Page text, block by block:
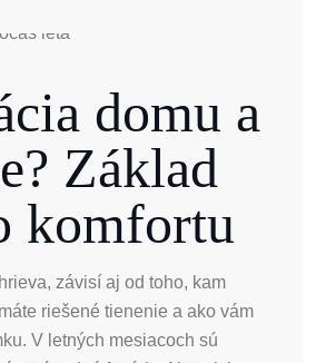
domu a
Základ
komfortu
závisí aj od toho, kam
riešené tienenie a ako vám
V letných mesiacoch sú